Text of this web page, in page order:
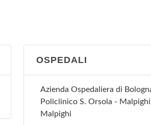
Vergato
via Papa Giovanni XXIII 12,
OSPEDALI
Azienda Ospedaliera di
Policlinico S. Orsola -
Malpighi